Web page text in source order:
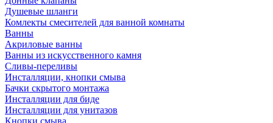
Душевые шланги
Комлекты смесителей для ванной комнаты
Ванны
Акриловые ванны
Ванны из искусственного камня
Сливы-переливы
Инсталляции, кнопки смыва
Бачки скрытого монтажа
Инсталляции для биде
Инсталляции для унитазов
Кнопки смыва